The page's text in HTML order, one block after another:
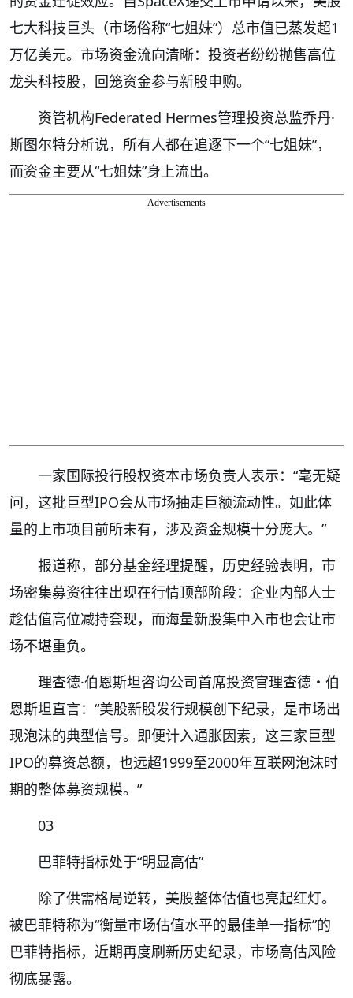
七大科技巨头（市场俗称“七姐妹”）总市值已蒸发超1
万亿美元。市场资金流向清晰：投资者纷纷抛售高位
龙头科技股，回笼资金参与新股申购。
资管机构Federated Hermes管理投资总监乔丹·
斯图尔特分析说，所有人都在追逐下一个“七姐妹”，
而资金主要从“七姐妹”身上流出。
Advertisements
一家国际投行股权资本市场负责人表示：“毫无疑
问，这批巨型IPO会从市场抽走巨额流动性。如此体
量的上市项目前所未有，涉及资金规模十分庞大。”
报道称，部分基金经理提醒，历史经验表明，市
场密集募资往往出现在行情顶部阶段：企业内部人士
趁估值高位减持套现，而海量新股集中入市也会让市
场不堪重负。
理查德·伯恩斯坦咨询公司首席投资官理查德・伯
恩斯坦直言：“美股新股发行规模创下纪录，是市场出
现泡沫的典型信号。即便计入通胀因素，这三家巨型
IPO的募资总额，也远超1999至2000年互联网泡沫时
期的整体募资规模。”
03
巴菲特指标处于“明显高估”
除了供需格局逆转，美股整体估值也亮起红灯。
被巴菲特称为“衡量市场估值水平的最佳单一指标”的
巴菲特指标，近期再度刷新历史纪录，市场高估风险
彻底暴露。